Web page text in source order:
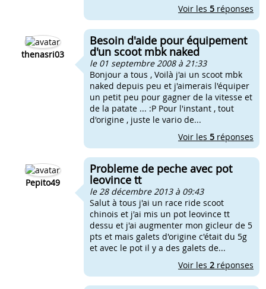
Voir les 5 réponses
thenasri03
Besoin d'aide pour équipement
d'un scoot mbk naked
le 01 septembre 2008 à 21:33
Bonjour a tous , Voilà j'ai un scoot mbk
naked depuis peu et j'aimerais l'équiper
un petit peu pour gagner de la vitesse et
de la patate ... :P Pour l'instant , tout
d'origine , juste le vario de...
Voir les 5 réponses
Pepito49
Probleme de peche avec pot
leovince tt
le 28 décembre 2013 à 09:43
Salut à tous j'ai un race ride scoot
chinois et j'ai mis un pot leovince tt
dessu et j'ai augmenter mon gicleur de 5
pts et mais galets d'origine c'était du 5g
et avec le pot il y a des galets de...
Voir les 2 réponses